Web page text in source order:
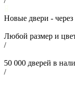
Новые двери - через
Любой размер и
/
50 000 дверей в
/